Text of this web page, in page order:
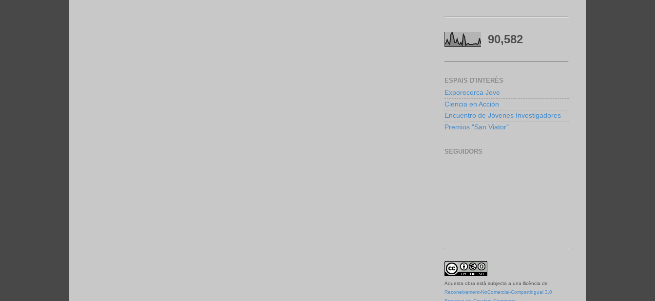
90,582
ESPAIS D'INTERÈS
Exporecerca Jove
Ciencia en Acción
Encuentro de Jóvenes Investigadores
Premios "San Viator"
SEGUIDORS
Aquesta obra està subjecta a una llicència de
Reconeixement-NoComercial-CompartirIgual 3.0